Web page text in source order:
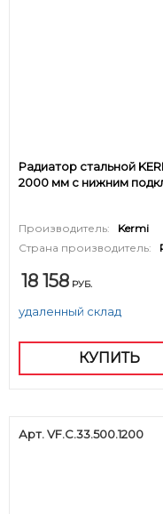
Радиатор стальной
2000 мм с нижним
Производитель:
Kermi
Страна производитель:
18 158 РУБ.
удаленный склад
КУПИТЬ
Арт. VF.C.33.500.1200